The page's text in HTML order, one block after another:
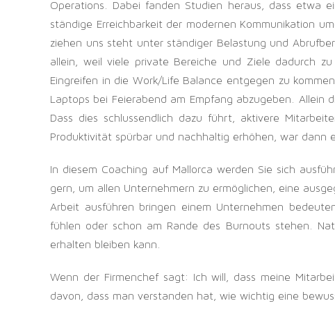
Operations. Dabei fanden Studien heraus, dass etwa
ständige Erreichbarkeit der modernen Kommunikation
ziehen uns steht unter ständiger Belastung und
allein, weil viele private Bereiche und Ziele dadurch
Eingreifen in die Work/Life Balance entgegen zu
Laptops bei Feierabend am Empfang abzugeben. Allein
Dass dies schlussendlich dazu führt, aktivere
Produktivität spürbar und nachhaltig erhöhen, war dann
In diesem Coaching auf Mallorca werden Sie sich
gern, um allen Unternehmern zu ermöglichen, eine
Arbeit ausführen bringen einem Unternehmen
fühlen oder schon am Rande des Burnouts stehen.
erhalten bleiben kann.
Wenn der Firmenchef sagt: Ich will, dass meine
davon, dass man verstanden hat, wie wichtig eine